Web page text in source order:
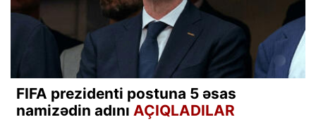
FIFA prezidenti postuna 5 əsas
namizədin adını AÇIQLADILAR